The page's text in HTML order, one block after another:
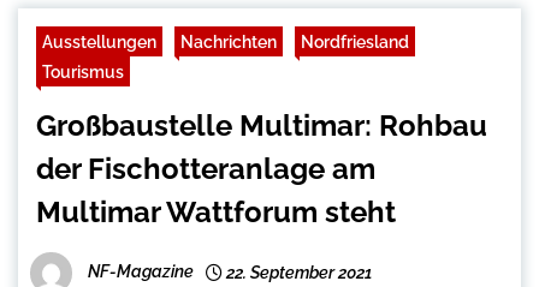
Ausstellungen Nachrichten
Nordfriesland
Tourismus
Großbaustelle Multimar: Rohbau
der Fischotteranlage am
Multimar Wattforum steht
NF-Magazine 22. September 2021